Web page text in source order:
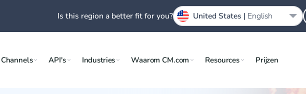
Channels API's Industries Waarom CM.com Resources Prijzen
Is this region a better fit for you? United States | English